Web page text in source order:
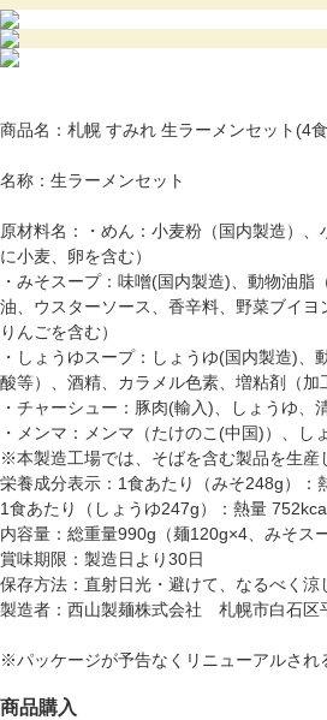
商品名：札幌 すみれ 生ラーメンセット(4
名称：生ラーメンセット
原材料名：・めん：小麦粉（国内製造）
に小麦、卵を含む）
・みそスープ：味噌(国内製造)、動物油
油、ウスターソース、香辛料、野菜ブイ
りんごを含む）
・しょうゆスープ：しょうゆ(国内製造)
酸等）、酒精、カラメル色素、増粘剤（
・チャーシュー：豚肉(輸入)、しょうゆ、
・メンマ：メンマ（たけのこ(中国)）、
※本製造工場では、そばを含む製品を生産
栄養成分表示：1食あたり（みそ248g）
1食あたり（しょうゆ247g）：熱量
内容量：総重量990g（麺120g×4、みそス
賞味期限：製造日より30日
保存方法：直射日光・避けて、なるべく涼
製造者：西山製麺株式会社 札幌市白石区
※パッケージが予告なくリニューアルされ
商品購入